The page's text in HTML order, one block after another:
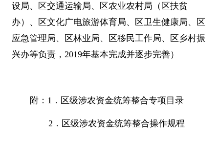
设局、区交通运输局、区农业农村局（区扶贫
办）、区文化广电旅游体育局、区卫生健康局、区
应急管理局、区林业局、区移民工作局、区乡村振
兴办等负责， 2019年基本完成并逐步完善）
附： 1 ．区级涉农资金统筹整合专项目录
2 ．区级涉农资金统筹整合操作规程